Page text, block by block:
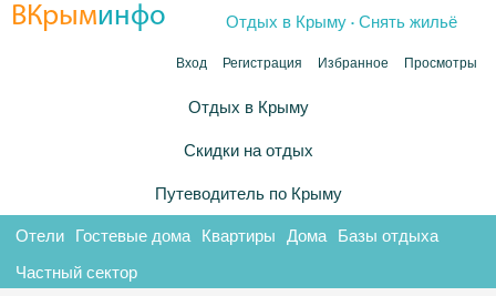
ВКрыминфо Отдых в Крыму .Снять жильё
Вход Регистрация Избранное Просмотры
Отдых в Крыму
Скидки на отдых
Путеводитель по Крыму
Отели Гостевые дома Квартиры Дома Базы отдыха
Частный сектор